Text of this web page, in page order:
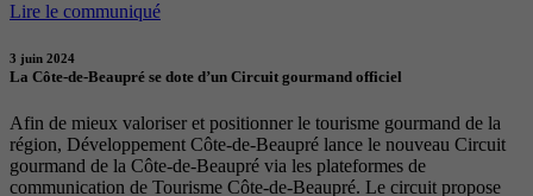
Lire le communiqué
3 juin 2024
La Côte-de-Beaupré se dote d’un Circuit gourmand officiel
Afin de mieux valoriser et positionner le tourisme gourmand de la
région, Développement Côte-de-Beaupré lance le nouveau Circuit
gourmand de la Côte-de-Beaupré via les plateformes de
communication de Tourisme Côte-de-Beaupré. Le circuit propose